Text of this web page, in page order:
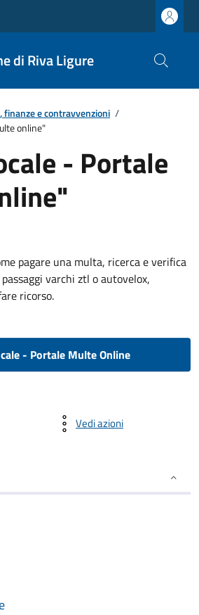
di Riva Ligure
finanze e contravvenzioni /
online"
- Portale
pagare una multa, ricerca e verifica
varchi ztl o autovelox,
ricorso.
- Portale Multe Online
Vedi azioni